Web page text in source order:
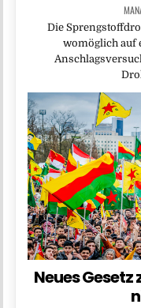
Die
womöglich auf
Neues Gesetz